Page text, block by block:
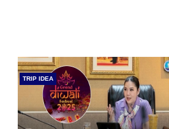
TRIP IDEA